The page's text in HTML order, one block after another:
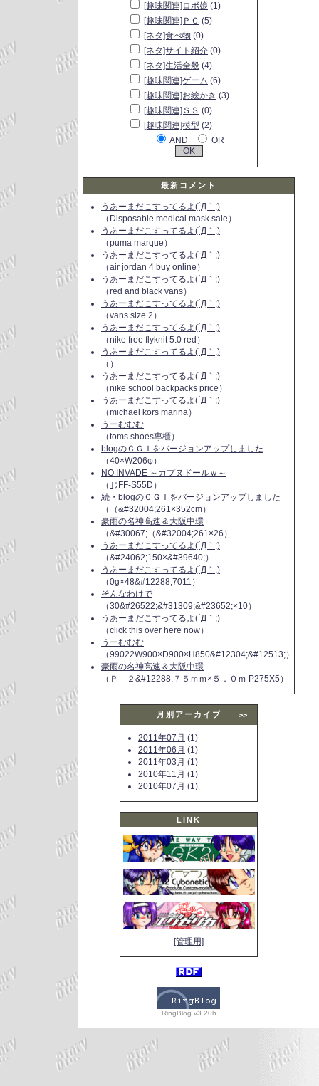
[趣味関連]ロボ娘 (1)
[趣味関連]ＰＣ (5)
[ネタ]食べ物 (0)
[ネタ]サイト紹介 (0)
[ネタ]生活全般 (4)
[趣味関連]ゲーム (6)
[趣味関連]お絵かき (3)
[趣味関連]ＳＳ (0)
[趣味関連]模型 (2)
AND
OR
最新コメント
うあーまだこすってるよ(´Д｀;)
（Disposable medical mask sale）
うあーまだこすってるよ(´Д｀;)
（puma marque）
うあーまだこすってるよ(´Д｀;)
（air jordan 4 buy online）
うあーまだこすってるよ(´Д｀;)
（red and black vans）
うあーまだこすってるよ(´Д｀;)
（vans size 2）
うあーまだこすってるよ(´Д｀;)
（nike free flyknit 5.0 red）
うあーまだこすってるよ(´Д｀;)
（）
うあーまだこすってるよ(´Д｀;)
（nike school backpacks price）
うあーまだこすってるよ(´Д｀;)
（michael kors marina）
うーむむむ
（toms shoes專櫃）
blogのＣＧＩをバージョンアップしました
（40×W206φ）
NO INVADE ～カプヌドールｗ～
（｣ｩFF-S55D）
続・blogのＣＧＩをバージョンアップしました
（（&#32004;261×352cm）
豪雨の名神高速＆大阪中環
（&#30067;（&#32004;261×26）
うあーまだこすってるよ(´Д｀;)
（&#24062;150×&#39640;）
うあーまだこすってるよ(´Д｀;)
（0g×48&#12288;7011）
そんなわけで
（30&#26522;&#31309;&#23652;×10）
うあーまだこすってるよ(´Д｀;)
（click this over here now）
うーむむむ
（99022W900×D900×H850&#12304;&#12513;）
豪雨の名神高速＆大阪中環
（Ｐ－２&#12288;７５ｍｍ×５．０ｍ P275X5）
月別アーカイブ >>
2011年07月 (1)
2011年06月 (1)
2011年03月 (1)
2010年11月 (1)
2010年07月 (1)
LINK
[管理用]
RingBlog v3.20h